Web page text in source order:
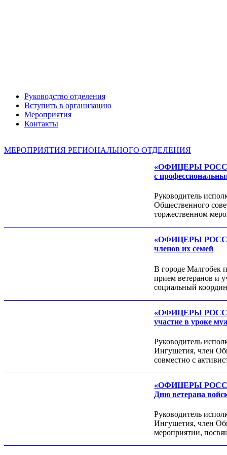
Руководство отделения
Вступить в организацию
Мероприятия
Контакты
МЕРОПРИЯТИЯ РЕГИОНАЛЬНОГО ОТДЕЛЕНИЯ
«ОФИЦЕРЫ
с
Руководитель
Общественного
торжественном
«ОФИЦЕРЫ
членов их семей
В городе Малгобек
прием ветеранов и
социальный
«ОФИЦЕРЫ
участие в уроке
Руководитель
Ингушетия, член
совместно с
«ОФИЦЕРЫ
Дню ветерана
Руководитель
Ингушетия, член
мероприятии,